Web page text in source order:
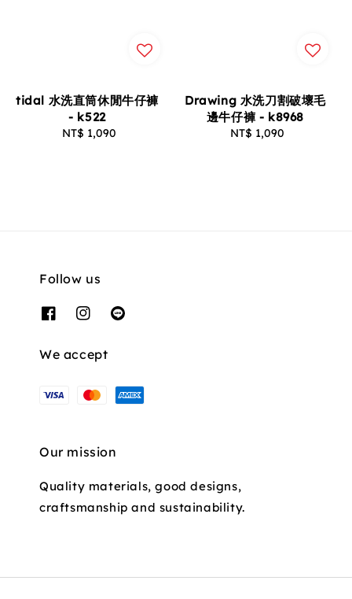
tidal 水洗直筒休閒牛仔褲
- k522
Regular
NT$ 1,090
Drawing 水洗刀割破壞毛
邊牛仔褲 - k8968
Regular
NT$ 1,090
Follow us
We accept
Our mission
Quality materials, good designs,
craftsmanship and sustainability.